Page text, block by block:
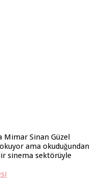
Mimar Sinan Güzel
ama okuduğundan
sinema sektörüyle